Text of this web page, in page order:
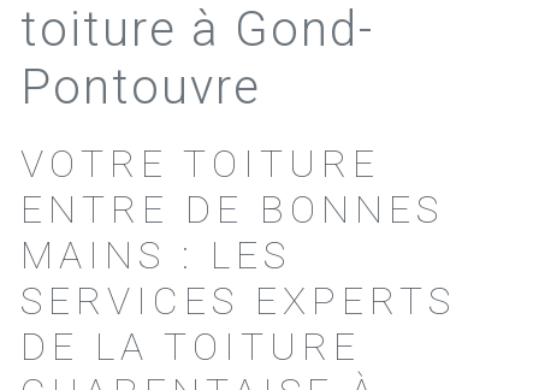
toiture à Gond-
Pontouvre
VOTRE TOITURE
ENTRE DE BONNES
MAINS : LES
SERVICES EXPERTS
DE LA TOITURE